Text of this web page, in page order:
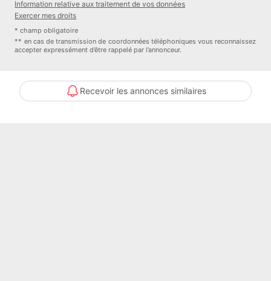
Contacter l'annonceur
CENTURY 21 Open Immo
Information relative aux traitement de vos données
Exercer mes droits
* champ obligatoire
** en cas de transmission de coordonnées téléphoniques vous reconnaissez
accepter expressément d’être rappelé par l’annonceur.
Recevoir les annonces similaires